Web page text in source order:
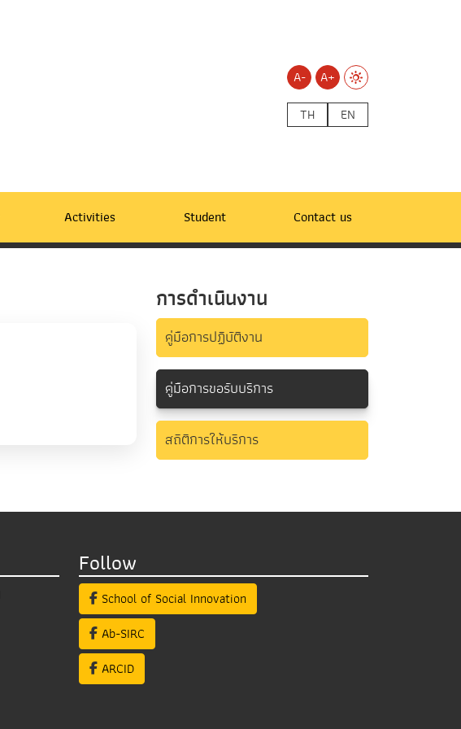
A-
A+
TH
EN
Activities Student Contact us
การดำเนินงาน
คู่มือการปฏิบัติงาน
คู่มือการขอรับบริการ
สถิติการให้บริการ
Follow
School of Social Innovation
Ab-SIRC
ARCID